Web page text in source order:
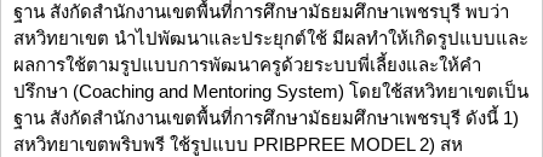
ฐาน สังกัดสำนักงานเขตพื้นที่การศึกษามัธยมศึกษาเพชรบุรี พบว่า
สหวิทยาเขต นำไปพัฒนาและประยุกต์ใช้ มีผลทำให้เกิดรูปแบบและ
ผลการใช้ตามรูปแบบการพัฒนาครูด้วยระบบพี่เลี้ยงและให้คำ
ปรึกษา (Coaching and Mentoring System) โดยใช้สหวิทยาเขตเป็น
ฐาน สังกัดสำนักงานเขตพื้นที่การศึกษามัธยมศึกษาเพชรบุรี ดังนี้ 1)
สหวิทยาเขตพริบพรี ใช้รูปแบบ PRIBPREE MODEL 2) สห